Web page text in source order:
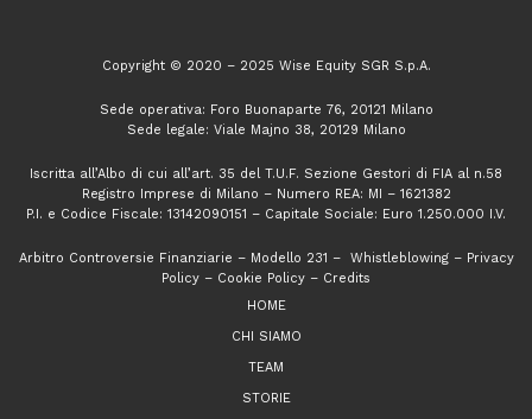
Copyright © 2020 – 2025 Wise Equity SGR S.p.A.
Sede operativa: Foro Buonaparte 76, 20121 Milano
Sede legale: Viale Majno 38, 20129 Milano
Iscritta all’Albo di cui all’art. 35 del T.U.F. Sezione Gestori di FIA al n.58
Registro Imprese di Milano – Numero REA: MI – 1621382
P.I. e Codice Fiscale: 13142090151 – Capitale Sociale: Euro 1.250.000 I.V.
Arbitro Controversie Finanziarie – Modello 231 – Whistleblowing– Privacy
Policy – Cookie Policy – Credits
HOME
CHI SIAMO
TEAM
STORIE